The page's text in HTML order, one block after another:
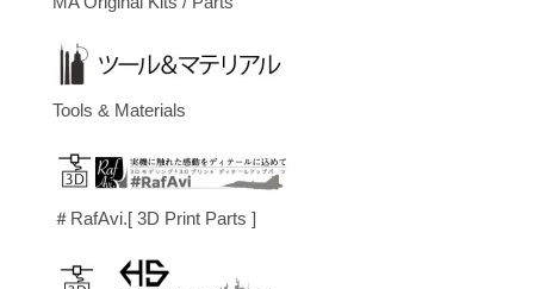
Tools & Materials
＃RafAvi.[ 3D Print Parts ]